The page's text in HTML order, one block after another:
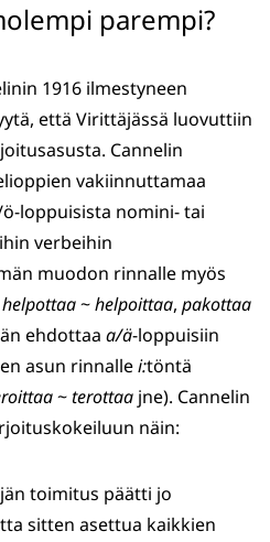
parempi?
1916 ilmestyneen
että Virittäjässä luovuttiin
Cannelin
vakiinnuttamaa
loppuisista nomini- tai
verbeihin
muodon rinnalle myös
helpottaa~helpoittaa, pakottaa
ehdottaa a/ä-loppuisiin
asun rinnallei:töntä
~terottaa jne). Cannelin
näin:
toimitus päätti jo
sitten asettua kaikkien